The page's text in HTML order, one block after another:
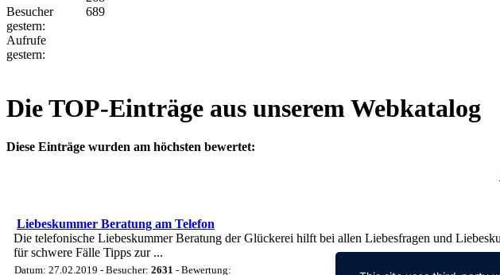
Besucher
gestern:
Aufrufe
gestern:
689
Die TOP-Einträge aus unserem Webkatalog
Diese Einträge wurden am höchsten bewertet:
Liebeskummer Beratung am Telefon
Die telefonische Liebeskummer Beratung der Glückerei hilft bei allen Liebesfragen und
für schwere Fälle Tipps zur ...
Datum: 27.02.2019 - Besucher: 2631 - Bewertung: